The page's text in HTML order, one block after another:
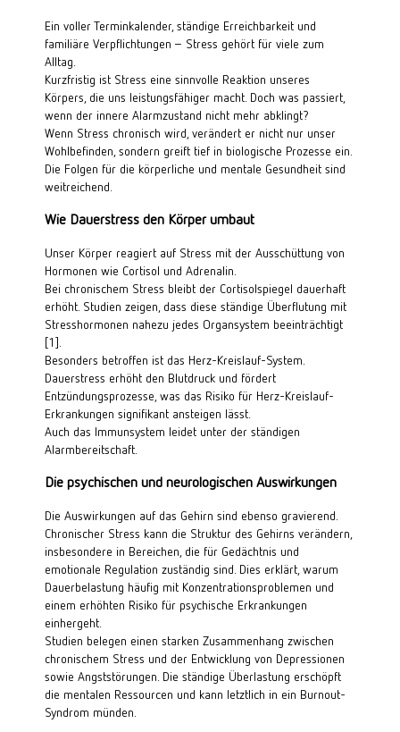
Ein voller Terminkalender, ständige Erreichbarkeit und
familiäre Verpflichtungen – Stress gehört für viele zum
Alltag.
Kurzfristig ist Stress eine sinnvolle Reaktion unseres
Körpers, die uns leistungsfähiger macht. Doch was passiert,
wenn der innere Alarmzustand nicht mehr abklingt?
Wenn Stress chronisch wird, verändert er nicht nur unser
Wohlbefinden, sondern greift tief in biologische Prozesse ein.
Die Folgen für die körperliche und mentale Gesundheit sind
weitreichend.
Wie Dauerstress den Körper umbaut
Unser Körper reagiert auf Stress mit der Ausschüttung von
Hormonen wie Cortisol und Adrenalin.
Bei chronischem Stress bleibt der Cortisolspiegel dauerhaft
erhöht. Studien zeigen, dass diese ständige Überflutung mit
Stresshormonen nahezu jedes Organsystem beeinträchtigt
[1]
Besonders betroffen ist das Herz-Kreislauf-System.
Dauerstress erhöht den Blutdruck und fördert
Entzündungsprozesse, was das Risiko für Herz-Kreislauf-
Erkrankungen signifikant ansteigen lässt.
Auch das Immunsystem leidet unter der ständigen
Alarmbereitschaft.
Die psychischen und neurologischen Auswirkungen
Die Auswirkungen auf das Gehirn sind ebenso gravierend.
Chronischer Stress kann die Struktur des Gehirns verändern,
insbesondere in Bereichen, die für Gedächtnis und
emotionale Regulation zuständig sind. Dies erklärt, warum
Dauerbelastung häufig mit Konzentrationsproblemen und
einem erhöhten Risiko für psychische Erkrankungen
einhergeht.
Studien belegen einen starken Zusammenhang zwischen
chronischem Stress und der Entwicklung von Depressionen
sowie Angststörungen. Die ständige Überlastung erschöpft
die mentalen Ressourcen und kann letztlich in ein Burnout-
Syndrom münden.